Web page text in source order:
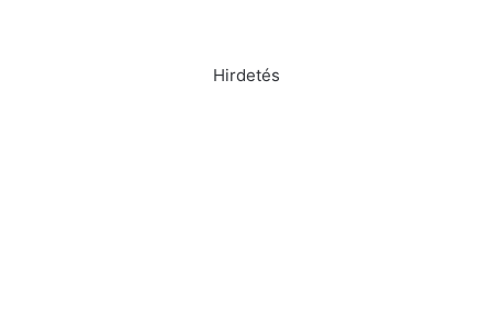
Hirdetés